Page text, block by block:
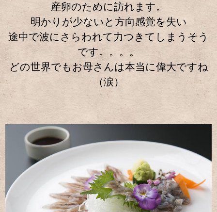
産卵のために訪れます。
明かりが少ないと方向感覚を失い
途中で波にさらわれて力つきてしまうそう
です。。。。
どの世界でもお母さんは本当に偉大ですね
（涙）